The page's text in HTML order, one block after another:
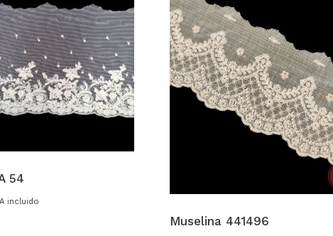
54
incluido
Muselina 441496